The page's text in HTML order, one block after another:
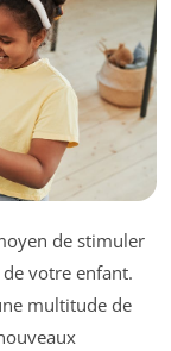
de stimuler
votre enfant.
multitude de